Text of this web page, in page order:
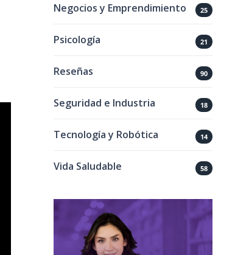
Negocios y Emprendimiento 25
Psicología 21
Reseñas 90
Seguridad e Industria 18
Tecnología y Robótica 14
Vida Saludable 58